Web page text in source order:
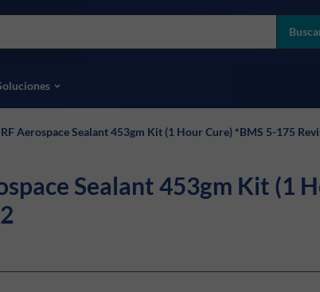
Aerospace Sealant 453gm Kit (1 Hour Cure) *BMS 5-175
Sealant 453gm Kit (1